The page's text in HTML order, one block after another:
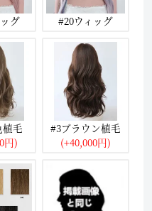
グ #20ウィッグ
毛
円)
#3ブラウン植毛
(+40,000円)